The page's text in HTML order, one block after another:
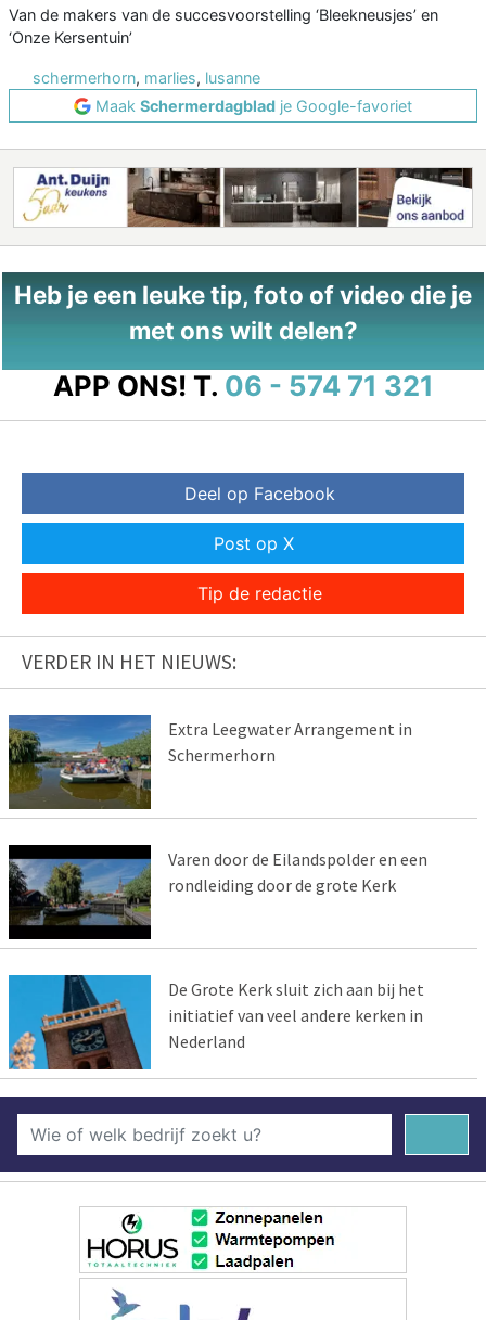
Van de makers van de succesvoorstelling ‘Bleekneusjes’ en
‘Onze Kersentuin’
schermerhorn, marlies, lusanne
Maak Schermerdagblad je Google-favoriet
Heb je een leuke tip, foto of video die je
met ons wilt delen?
APP ONS! T. 06 - 574 71 321
Deel op Facebook
Post op X
Tip de redactie
VERDER IN HET NIEUWS:
Extra Leegwater Arrangement in
Schermerhorn
Varen door de Eilandspolder en een
rondleiding door de grote Kerk
De Grote Kerk sluit zich aan bij het
initiatief van veel andere kerken in
Nederland